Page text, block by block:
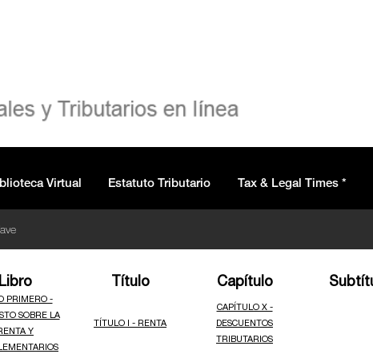
Virtual Estatuto Tributario Tax & Legal Times *